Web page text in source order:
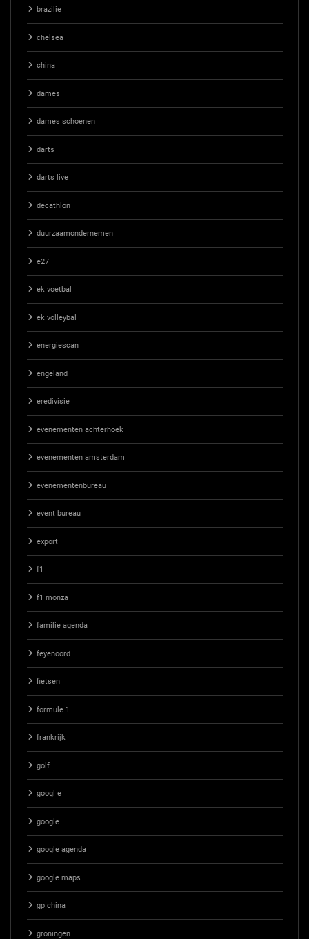
brazilie
chelsea
china
dames
dames schoenen
darts
darts live
decathlon
duurzaamondernemen
e27
ek voetbal
ek volleybal
energiescan
engeland
eredivisie
evenementen achterhoek
evenementen amsterdam
evenementenbureau
event bureau
export
f1
f1 monza
familie agenda
feyenoord
fietsen
formule 1
frankrijk
golf
googl e
google
google agenda
google maps
gp china
groningen